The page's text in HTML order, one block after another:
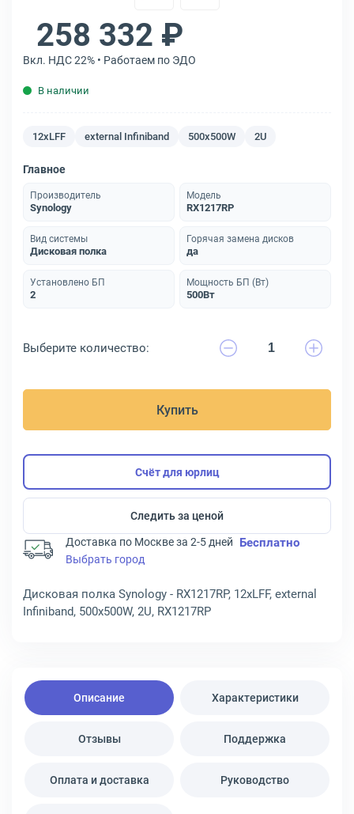
258 332 ₽
Вкл. НДС 22% • Работаем по ЭДО
В наличии
12хLFF external Infiniband 500x500W 2U
Главное
Производитель
Synology
Модель
RX1217RP
Вид системы
Дисковая полка
Горячая замена дисков
да
Установлено БП
2
Мощность БП (Вт)
500Вт
Выберите количество:
Купить
Счёт для юрлиц
Следить за ценой
Доставка по Москве за 2-5 дней Бесплатно
Выбрать город
Дисковая полка Synology - RX1217RP, 12хLFF, external
Infiniband, 500x500W, 2U, RX1217RP
Описание Характеристики
Отзывы Поддержка
Оплата и доставка Руководство